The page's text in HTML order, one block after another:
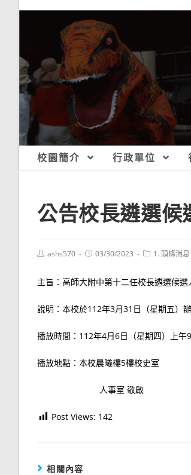
校園簡介 行政單位
公告校長遴選候
Postashs570
Post03/30/2023
Post1. 頭條消息
主旨：高師大附中第十二任校長遴選候
說明：本校於112年3月31日（星期五）
播放時間：112年4月6日（星期四）上
播放地點：本校晨曦樓5樓校史室
人事室 敬啟
Post Views: 142
相關內容